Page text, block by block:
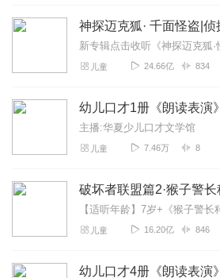
儿童 24.66亿 834
幼儿口才1册《朗读表演》
主播:华夏少儿口才文学馆
儿童 7.46万 8
儿童 16.20亿 846
幼儿口才4册《朗读表演》